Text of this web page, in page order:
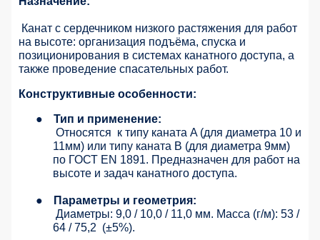
Канат с сердечником низкого растяжения для работ
на высоте: организация подъёма, спуска и
позиционирования в системах канатного доступа, а
также проведение спасательных работ.
Конструктивные особенности:
●
Тип и применение:
Относятся к типу каната A (для диаметра 10 и
11мм) или типу каната B (для диаметра 9мм)
по ГОСТ EN 1891. Предназначен для работ на
высоте и задач канатного доступа.
●
Параметры и геометрия:
Диаметры: 9,0 / 10,0 / 11,0 мм. Масса (г/м): 53 /
64 / 75,2 (±5%).